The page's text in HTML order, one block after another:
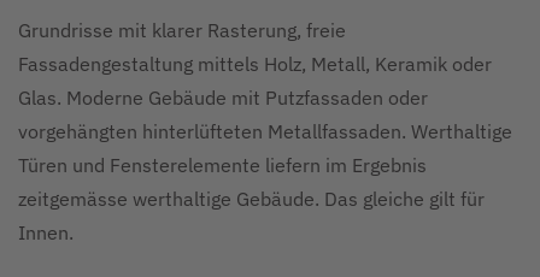
Grundrisse mit klarer Rasterung, freie
Fassadengestaltung mittels Holz, Metall, Keramik oder
Glas. Moderne Gebäude mit Putzfassaden oder
vorgehängten hinterlüfteten Metallfassaden. Werthaltige
Türen und Fensterelemente liefern im Ergebnis
zeitgemässe werthaltige Gebäude. Das gleiche gilt für
Innen.